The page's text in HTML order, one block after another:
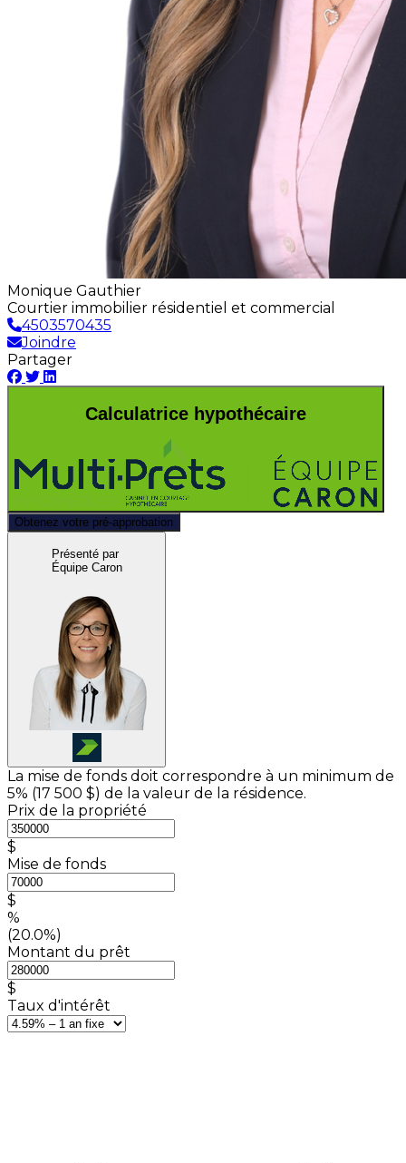
Monique Gauthier
Courtier immobilier résidentiel et commercial
4503570435
Joindre
Partager
Calculatrice hypothécaire
Obtenez votre pré-approbation
Présenté par
Équipe Caron
La mise de fonds doit correspondre à un minimum de
5% (17 500 $) de la valeur de la résidence.
Prix de la propriété
$
Mise de fonds
$
%
(20.0%)
Montant du prêt
$
Taux d'intérêt